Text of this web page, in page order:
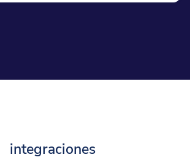
integraciones